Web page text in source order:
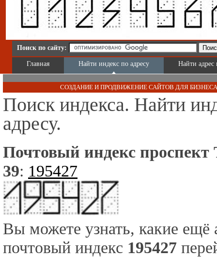
Поиск по сайту:
Главная Найти индекс по адресу Найти адрес
СОЗДАНИЕ И ПРОДВИЖЕНИЕ САЙТОВ ДЛЯ
Поиск индекса. Найти
адресу.
Почтовый индекс проспект
39: 195427
Вы можете узнать, какие ещё
почтовый индекс 195427